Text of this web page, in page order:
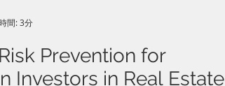
Prevention for
Investors in Real Estate
間: 3分